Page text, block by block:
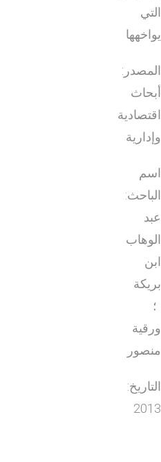
التي
يواخهها
المصدر:
أبحاث
اقتصادية
وإدارية
اسم
الباحث:
عبد
الوهاب
ابن
بريكة
؛
ورقية
منصور
التاريخ:
2013